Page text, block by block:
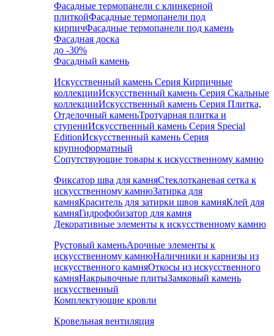
Фасадные термопанели с клинкерной
плиткойФасадные термопанели под
кирпичФасадные термопанели под камень
Фасадная доска
до -30%
Фасадный камень
Искусственный камень Серия Кирпичные
коллекцииИскусственный камень Серия Скальные
коллекцииИскусственный камень Серия Плитка,
Отделочный каменьТротуарная плитка и
ступениИскусственный камень Серия Special
EditionИскусственный камень Серия
крупноформатный
Сопутствующие товары к искусственному камню
Фиксатор шва для камняСтеклотканевая сетка к
искусственному камнюЗатирка для
камняКраситель для затирки швов камняКлей для
камняГидрофобизатор для камня
Декоративные элементы к искусственному камню
Рустовый каменьАрочные элементы к
искусственному камнюНаличники и карнизы из
искусственного камняОткосы из искусственного
камняНакрывочные плитыЗамковый камень
искусственный
Комплектующие кровли
Кровельная вентиляция